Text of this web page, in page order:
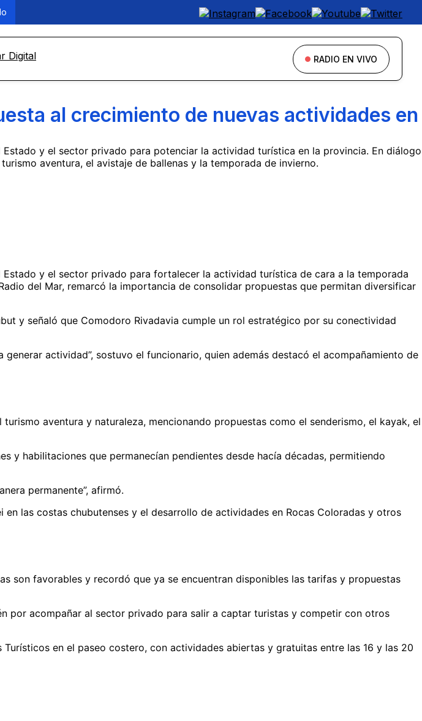
RADIO EN VIVO
al crecimiento de nuevas actividades en
y el sector privado para potenciar la actividad turística en la provincia. En diálogo
aventura, el avistaje de ballenas y la temporada de invierno.
y el sector privado para fortalecer la actividad turística de cara a la temporada
del Mar, remarcó la importancia de consolidar propuestas que permitan diversificar
y señaló que Comodoro Rivadavia cumple un rol estratégico por su conectividad
actividad”, sostuvo el funcionario, quien además destacó el acompañamiento de
aventura y naturaleza, mencionando propuestas como el senderismo, el kayak, el
y habilitaciones que permanecían pendientes desde hacía décadas, permitiendo
permanente”, afirmó.
las costas chubutenses y el desarrollo de actividades en Rocas Coloradas y otros
son favorables y recordó que ya se encuentran disponibles las tarifas y propuestas
por acompañar al sector privado para salir a captar turistas y competir con otros
en el paseo costero, con actividades abiertas y gratuitas entre las 16 y las 20